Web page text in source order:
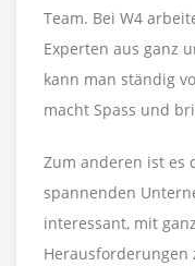
Team. Bei W4
Experten aus ganz
kann man ständig
macht Spass und
Zum anderen ist es
spannenden
interessant, mit